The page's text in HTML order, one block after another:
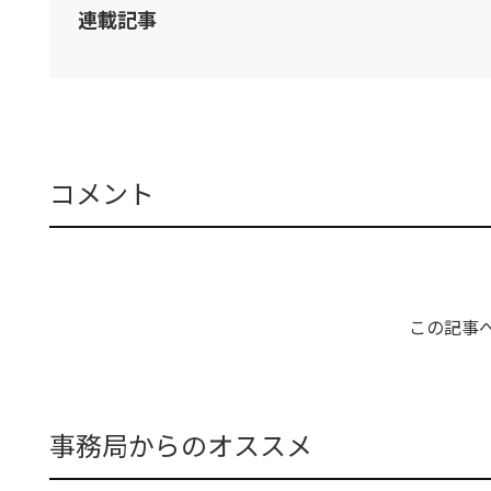
連載記事
コメント
この記事
事務局からのオススメ